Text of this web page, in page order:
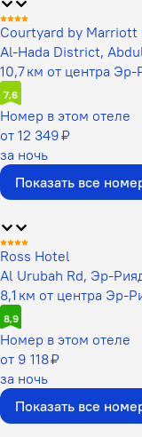
Courtyard by
Al-Hada District,
10,7 км от центра Эр-
7,6
Номер в этом отеле
от 12 349 ₽
за ночь
Показать все
Ross Hotel
Al Urubah Rd, Эр-
8,1 км от центра Эр-
8,9
Номер в этом отеле
от 9 118 ₽
за ночь
Показать все